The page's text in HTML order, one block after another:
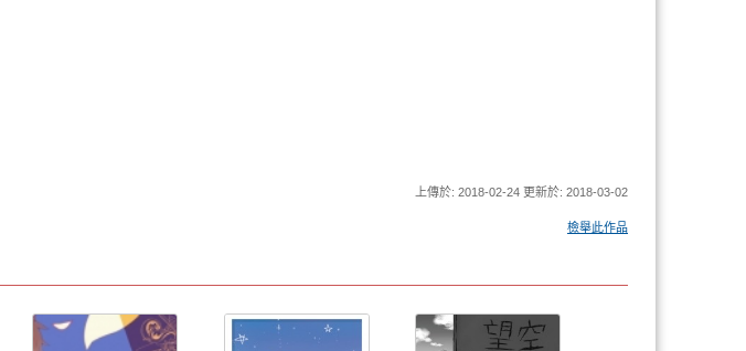
上傳於: 2018-02-24 更新於: 2018-03-02
檢舉此作品